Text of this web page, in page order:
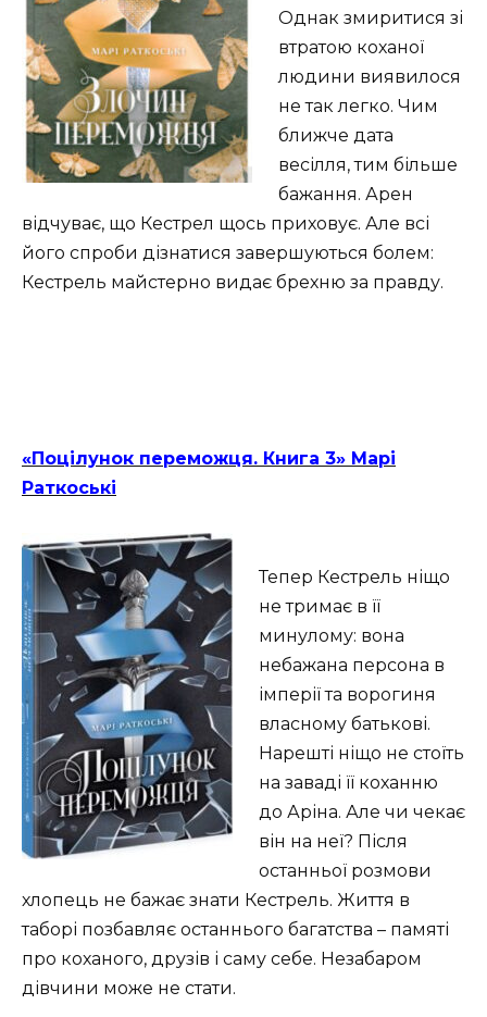
Однак змиритися зі
втратою коханої
людини виявилося
не так легко. Чим
ближче дата
весілля, тим більше
бажання. Арен
відчуває, що Кестрел щось приховує. Але всі
його спроби дізнатися завершуються болем:
Кестрель майстерно видає брехню за правду.
«Поцілунок переможця. Книга 3» Марі
Раткоські
Тепер Кестрель ніщо
не тримає в її
минулому: вона
небажана персона в
імперії та ворогиня
власному батькові.
Нарешті ніщо не стоїть
на заваді її коханню
до Аріна. Але чи чекає
він на неї? Після
останньої розмови
хлопець не бажає знати Кестрель. Життя в
таборі позбавляє останнього багатства – памяті
про коханого, друзів і саму себе. Незабаром
дівчини може не стати.